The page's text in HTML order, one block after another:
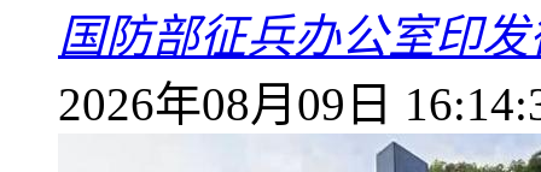
国防部征兵办公室印
2026年08月09日